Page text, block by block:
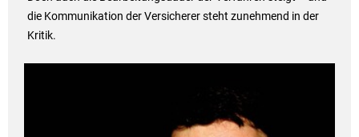
die Kommunikation der Versicherer steht zunehmend in der
Kritik.